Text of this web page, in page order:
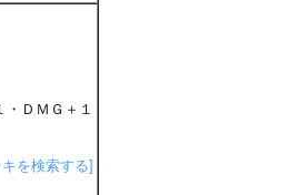
ＤＭＧ＋１
を検索する]